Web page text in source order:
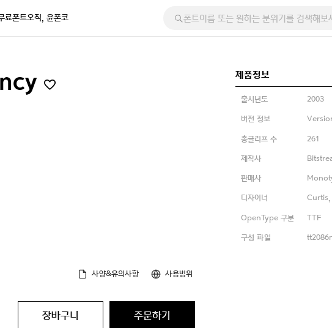
료폰트오직, 윤폰코
제품정보
출시년도 2003
버전 정보
총글리프 수 261
제작사
판매사
디자이너
OpenType 구분 TTF
구성 파일
사양&유의사항 사용범위
장바구니 주문하기